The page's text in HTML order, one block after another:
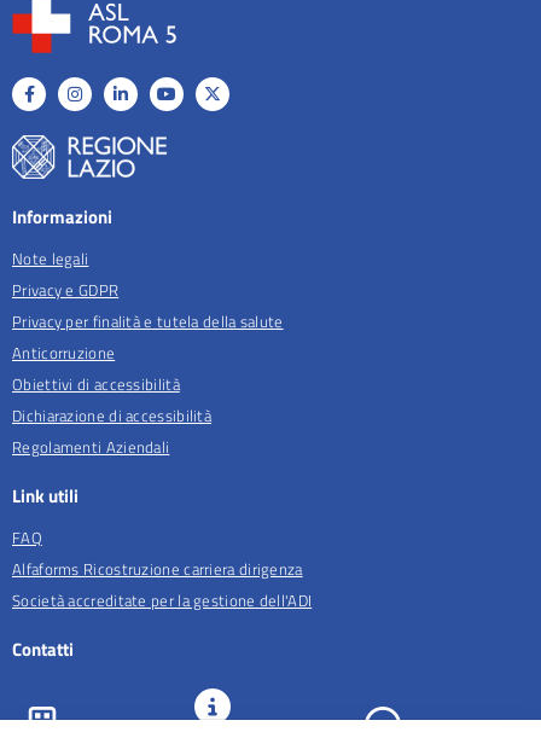
Informazioni
Note legali
Privacy e GDPR
Privacy per finalità e tutela della salute
Anticorruzione
Obiettivi di accessibilità
Dichiarazione di accessibilità
Regolamenti Aziendali
Link utili
FAQ
Alfaforms Ricostruzione carriera dirigenza
Società accreditate per la gestione dell'ADI
Contatti